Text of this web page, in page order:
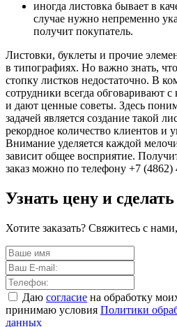
иногда листовка бывает в
случае нужно непременно
получит покупатель.
Листовки, буклеты и прочие
в типографиях. Но важно знать,
стопку листков недостаточно. В
сотрудники всегда обговаривают
и дают ценные советы. Здесь
задачей является создание такой
рекордное количество клиентов и
Внимание уделяется каждой
зависит общее восприятие.
заказ можно по телефону +7 (4862)
Узнать цену и сделать
Хотите заказать? Свяжитесь с
Даю согласие на обработку
принимаю условия Политики
данных